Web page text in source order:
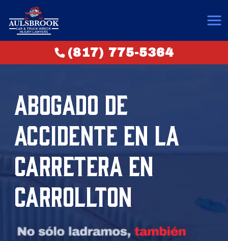
(817) 775-5364
ABOGADO DE
ACCIDENTE EN LA
CARRETERA EN
CARROLLTON